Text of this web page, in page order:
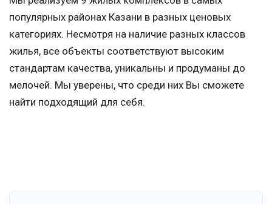
популярных районах Казани в разных ценовых
категориях. Несмотря на наличие разных классов
жилья, все объекты соответствуют высоким
стандартам качества, уникальны и продуманы до
мелочей. Мы уверены, что среди них Вы сможете
найти подходящий для себя.